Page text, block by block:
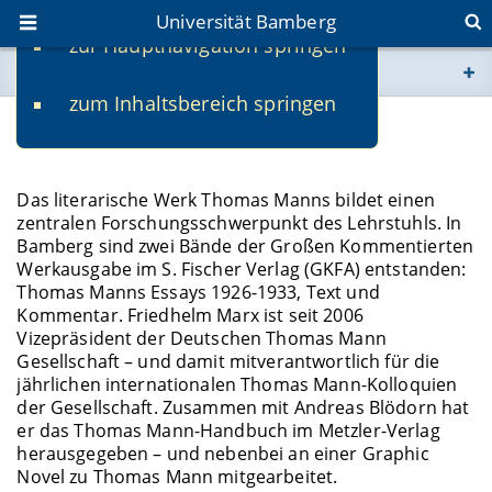
zur Hauptnavigation springen
zum Inhaltsbereich springen
Universität Bamberg
www.uni-bamberg.de
fis.uni-bamberg.de
Thomas Mann
Das literarische Werk Thomas Manns bildet einen
zentralen Forschungsschwerpunkt des Lehrstuhls. In
Bamberg sind zwei Bände der Großen Kommentierten
Werkausgabe im S. Fischer Verlag (GKFA) entstanden:
Thomas Manns Essays 1926-1933, Text und
Kommentar. Friedhelm Marx ist seit 2006
Vizepräsident der Deutschen Thomas Mann
Gesellschaft – und damit mitverantwortlich für die
jährlichen internationalen Thomas Mann-Kolloquien
der Gesellschaft. Zusammen mit Andreas Blödorn hat
er das Thomas Mann-Handbuch im Metzler-Verlag
herausgegeben – und nebenbei an einer Graphic
Novel zu Thomas Mann mitgearbeitet.